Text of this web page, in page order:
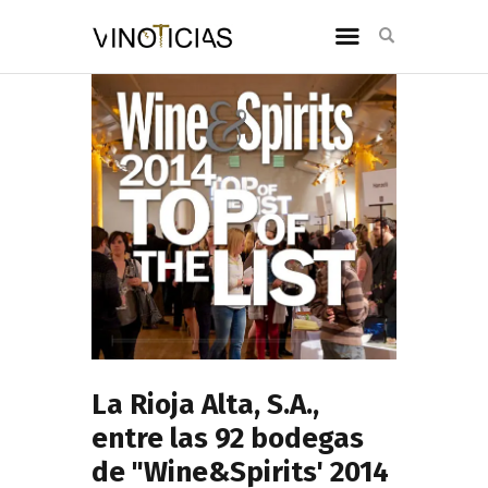
La Rioja Alta, S.A.,
entre las 92 bodegas
de "Wine&Spirits' 2014